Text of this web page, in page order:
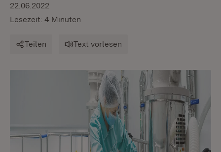
22.06.2022
Lesezeit: 4 Minuten
Teilen Text vorlesen